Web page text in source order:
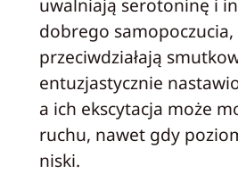
uwalniają serotoninę i
dobrego
przeciwdziałają
entuzjastycznie
a ich ekscytacja może
ruchu, nawet gdy
niski.